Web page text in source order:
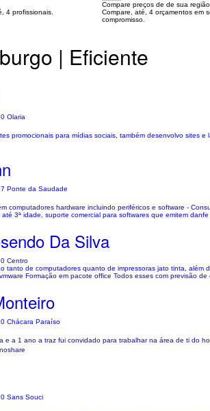
4 profissionais.
Compare preços de de sua região.
Compare, até, 4 orçamentos em
compromisso.
| Eficiente
Olaria
promocionais para mídias sociais, também desenvolvo sites
Ponte da Saudade
computadores hardware incluindo periféricos e software -
3ª idade, suporte comercial para softwares que emitem danfe
Da Silva
Centro
tanto de computadores quanto de impressoras jato tinta,
Formação em pacote office Todos esses com previsão
Chácara Paraíso
a 1 ano a traz fui convidado para trabalhar na área de ti do
Sans Souci